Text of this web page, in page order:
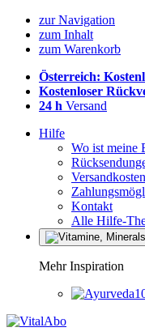
zur Navigation
zum Inhalt
zum Warenkorb
Österreich:
Kostenloser
24 h Versand
Hilfe
Wo ist meine
Versandkosten
Kontakt
Alle Hilfe-
Mehr Inspiration